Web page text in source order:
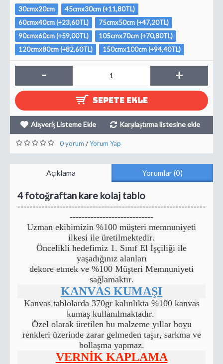
30cmx20cm
45cmx30cm (+11,80TL)
60cmx40cm (+23,60TL)
75cmx50cm (+47,20TL)
90cmx60cm (+59,00TL)
105cmx70cm (+70,80TL)
120cmx80cm (+82,60TL)
150cmx100cm (+94,40TL)
- +
SEPETE EKLE
Alışveriş Listeme Ekle Karşılaştırma listesine ekle
0 yorum /Yorum Yap
Açıklama Yorumlar (0)
4 fotoğraftan kare kolaj tablo
---------------------------------------------------------------
----------------------------
Uzman ekibimizin %100 müşteri memnuniyeti
ilkesi ile üretilmektedir.
Öncelikli hedefimiz 1. Sınıf El İşçiliği ile
yaşadığınız alanları
dekore etmek ve %100 Müşteri Memnuniyeti
sağlamaktır.
KANVAS KUMAŞI
Kanvas tablolarda 370gr kalınlıkta %100 kanvas
kumaş kullanılmaktadır.
Özel olarak üretilen bu malzeme yıllar boyu
renkleri üzerinde zarar gelmeden taşır, sarkma ve
bollaşma yapmaz.
VERNİK KAPLAMA